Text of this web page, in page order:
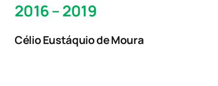
2016 – 2019
Célio Eustáquio de Moura